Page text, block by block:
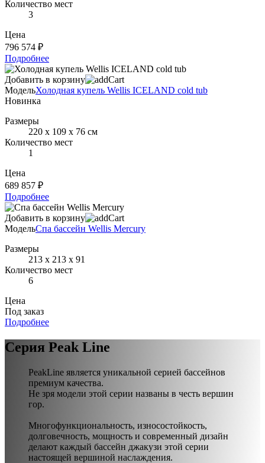
Количество мест
3
Цена
796 574 ₽
Подробнее
Добавить в корзину
МодельХолодная купель Wellis ICELAND cold tub
Новинка
Размеры
220 х 109 х 76 см
Количество мест
1
Цена
689 857 ₽
Подробнее
Добавить в корзину
МодельСпа бассейн Wellis Mercury
Размеры
213 х 213 х 91
Количество мест
6
Цена
Под заказ
Подробнее
Серия Peak Line
PeakLine является уникальной серией бассейнов
премиум качества.
Не зря модели этой серии названы в честь вершин
гор.
Многофункциональность, износостойкость,
долговечность, мощность и современный дизайн
делают каждый бассейн джакузи этой серии
настоящей вершиной наслаждения.